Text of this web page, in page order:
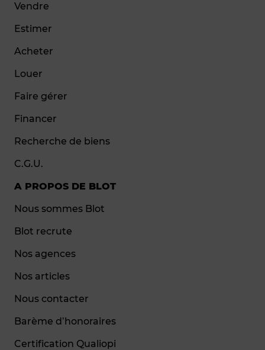
Vendre
Estimer
Acheter
Louer
Faire gérer
Financer
Recherche de biens
C.G.U.
A PROPOS DE BLOT
Nous sommes Blot
Blot recrute
Nos agences
Nos articles
Nous contacter
Barème d’honoraires
Certification Qualiopi